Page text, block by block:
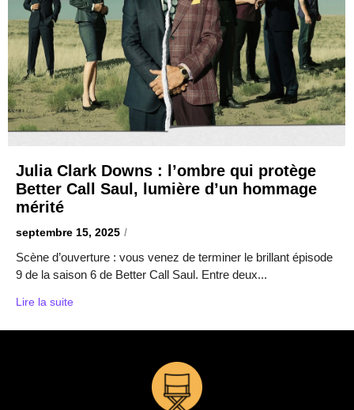
Julia Clark Downs : l’ombre qui protège
Better Call Saul, lumière d’un hommage
mérité
septembre 15, 2025 /
Scène d’ouverture : vous venez de terminer le brillant épisode
9 de la saison 6 de Better Call Saul. Entre deux...
Lire la suite